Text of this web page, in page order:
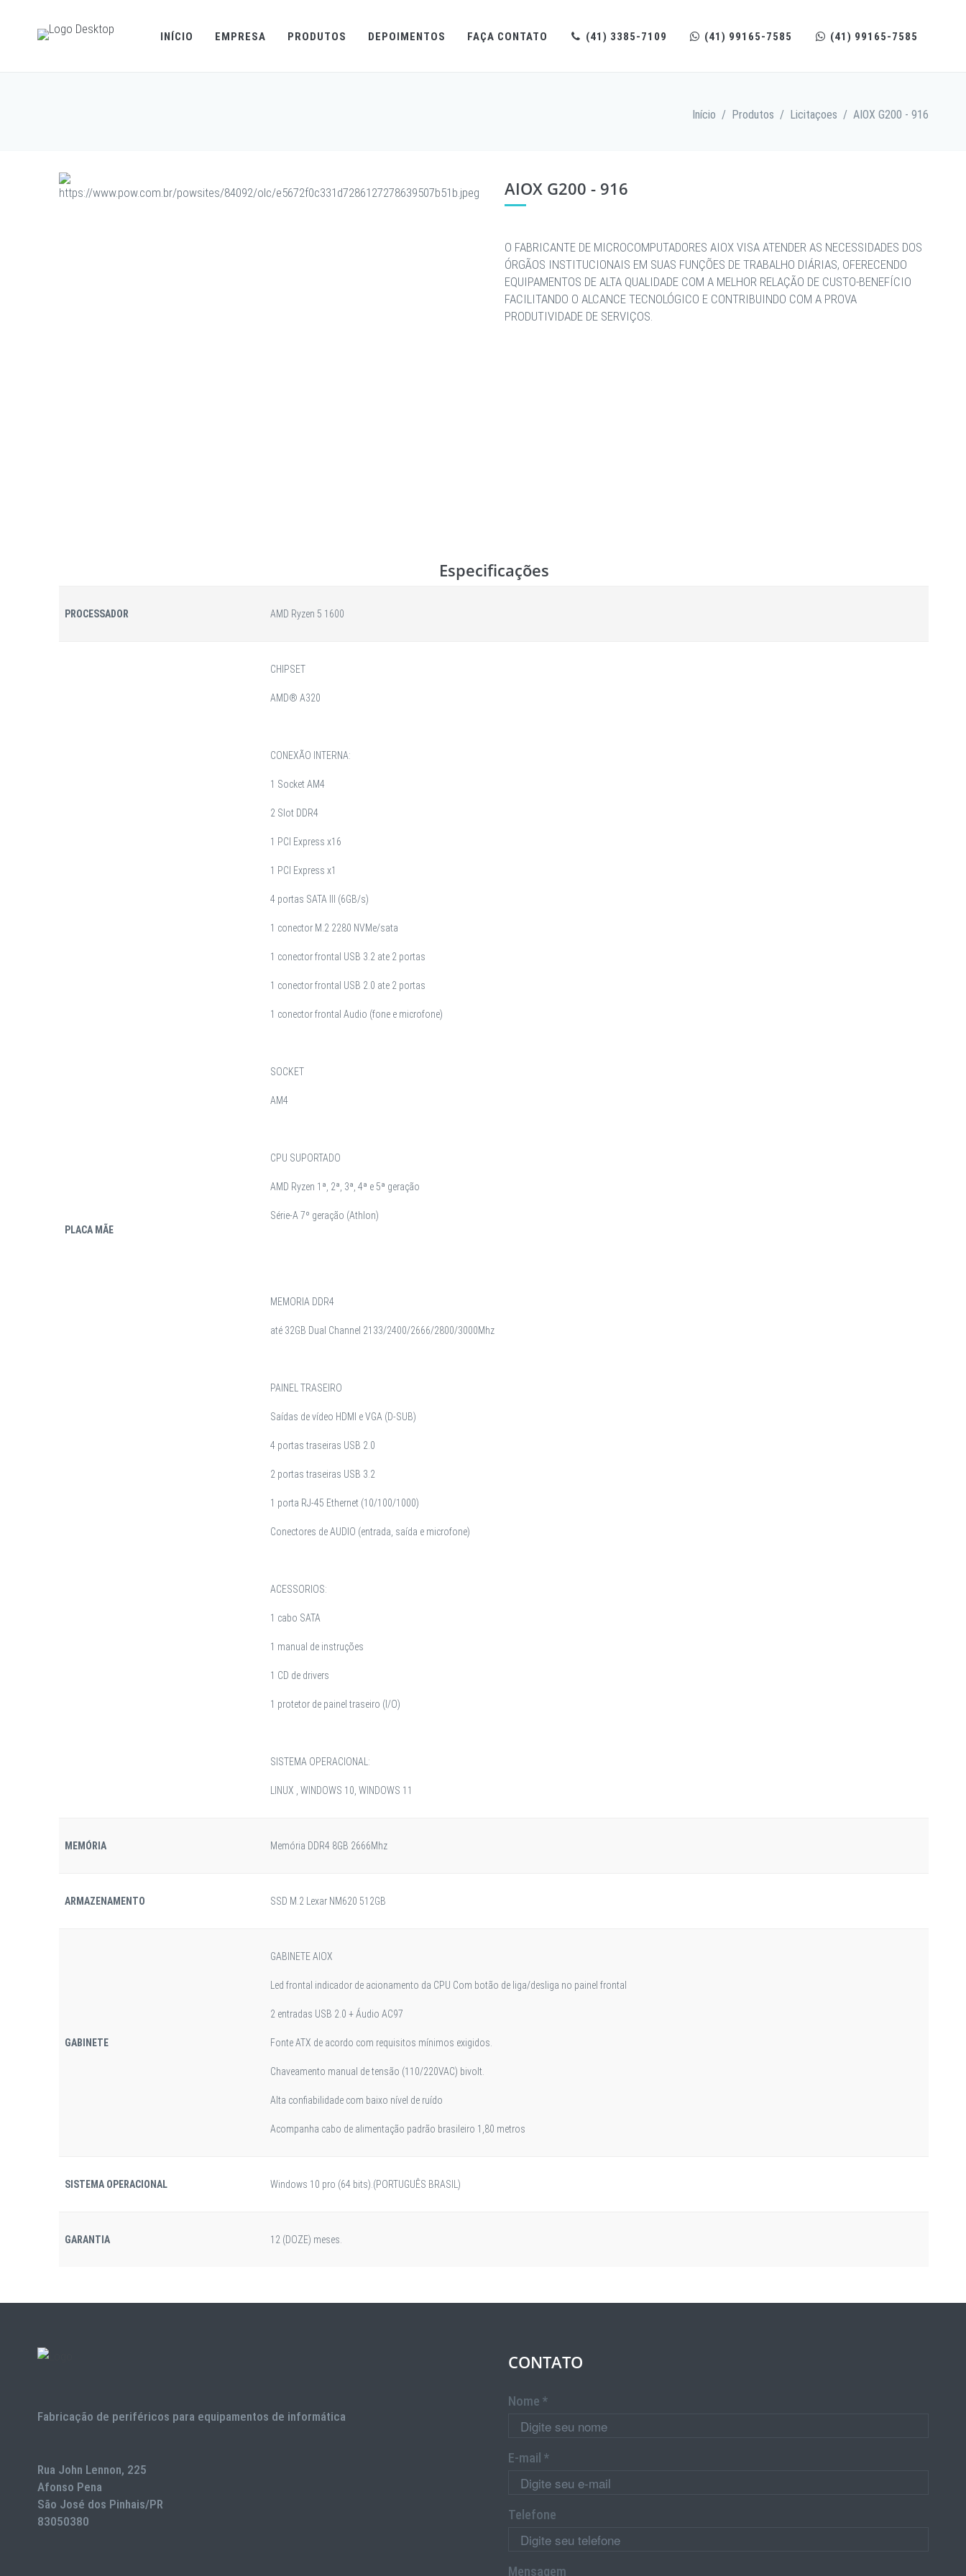
INÍCIO EMPRESA PRODUTOS DEPOIMENTOS FAÇA CONTATO (41) 3385-7109 (41) 99165-7585 (41) 99165-7585
Início / Produtos / Licitaçoes / AIOX G200 - 916
AIOX G200 - 916
O FABRICANTE DE MICROCOMPUTADORES AIOX VISA ATENDER AS NECESSIDADES DOS
ÓRGÃOS INSTITUCIONAIS EM SUAS FUNÇÕES DE TRABALHO DIÁRIAS, OFERECENDO
EQUIPAMENTOS DE ALTA QUALIDADE COM A MELHOR RELAÇÃO DE CUSTO-BENEFÍCIO
FACILITANDO O ALCANCE TECNOLÓGICO E CONTRIBUINDO COM A PROVA
PRODUTIVIDADE DE SERVIÇOS.
Especificações
PROCESSADOR AMD Ryzen 5 1600
PLACA MÃE
CHIPSET
AMD® A320
CONEXÃO INTERNA:
1 Socket AM4
2 Slot DDR4
1 PCI Express x16
1 PCI Express x1
4 portas SATA III (6GB/s)
1 conector M.2 2280 NVMe/sata
1 conector frontal USB 3.2 ate 2 portas
1 conector frontal USB 2.0 ate 2 portas
1 conector frontal Audio (fone e microfone)
SOCKET
AM4
CPU SUPORTADO
AMD Ryzen 1ª, 2ª, 3ª, 4ª e 5ª geração
Série-A 7º geração (Athlon)
MEMORIA DDR4
até 32GB Dual Channel 2133/2400/2666/2800/3000Mhz
PAINEL TRASEIRO
Saídas de vídeo HDMI e VGA (D-SUB)
4 portas traseiras USB 2.0
2 portas traseiras USB 3.2
1 porta RJ-45 Ethernet (10/100/1000)
Conectores de AUDIO (entrada, saída e microfone)
ACESSORIOS:
1 cabo SATA
1 manual de instruções
1 CD de drivers
1 protetor de painel traseiro (I/O)
SISTEMA OPERACIONAL:
LINUX , WINDOWS 10, WINDOWS 11
MEMÓRIA Memória DDR4 8GB 2666Mhz
ARMAZENAMENTO SSD M.2 Lexar NM620 512GB
GABINETE
GABINETE AIOX
Led frontal indicador de acionamento da CPU Com botão de liga/desliga no painel frontal
2 entradas USB 2.0 + Áudio AC97
Fonte ATX de acordo com requisitos mínimos exigidos.
Chaveamento manual de tensão (110/220VAC) bivolt.
Alta confiabilidade com baixo nível de ruído
Acompanha cabo de alimentação padrão brasileiro 1,80 metros
SISTEMA OPERACIONAL Windows 10 pro (64 bits).(PORTUGUÊS BRASIL)
GARANTIA 12 (DOZE) meses.
Fabricação de periféricos para equipamentos de informática
Rua John Lennon, 225
Afonso Pena
São José dos Pinhais/PR
83050380
CONTATO
Nome *
E-mail *
Telefone
Mensagem